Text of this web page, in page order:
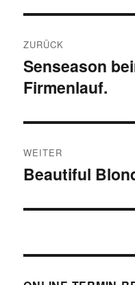
ZURÜCK
Vorheriger
Beitrag:
Senseason
Firmenlauf.
WEITER
Nächster
Beautiful